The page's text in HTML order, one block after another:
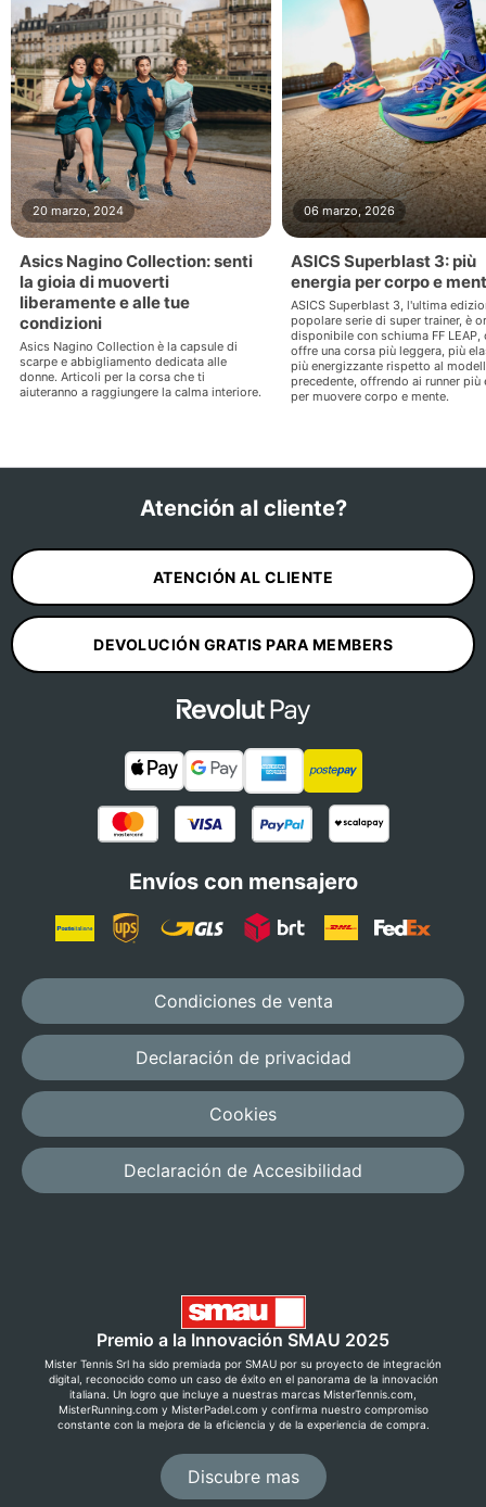
Asics Nagino Collection: senti
la gioia di muoverti
liberamente e alle tue
condizioni
Asics Nagino Collection è la capsule di
scarpe e abbigliamento dedicata alle
donne. Articoli per la corsa che ti
aiuteranno a raggiungere la calma interiore.
20 marzo, 2024
ASICS Superblast 3: più
energia per corpo e
ASICS Superblast 3, l'ultima
popolare serie di super trainer, è
disponibile con schiuma FF LEAP,
offre una corsa più leggera, più
più energizzante rispetto al
precedente, offrendo ai runner più
per muovere corpo e mente.
06 marzo, 2026
Atención al cliente?
ATENCIÓN AL CLIENTE
DEVOLUCIÓN GRATIS PARA MEMBERS
Envíos con mensajero
Condiciones de venta
Declaración de privacidad
Cookies
Declaración de Accesibilidad
Premio a la Innovación SMAU 2025
Mister Tennis Srl ha sido premiada por SMAU por su proyecto de integración
digital, reconocido como un caso de éxito en el panorama de la innovación
italiana. Un logro que incluye a nuestras marcas MisterTennis.com,
MisterRunning.com y MisterPadel.com y confirma nuestro compromiso
constante con la mejora de la eficiencia y de la experiencia de compra.
Discubre mas